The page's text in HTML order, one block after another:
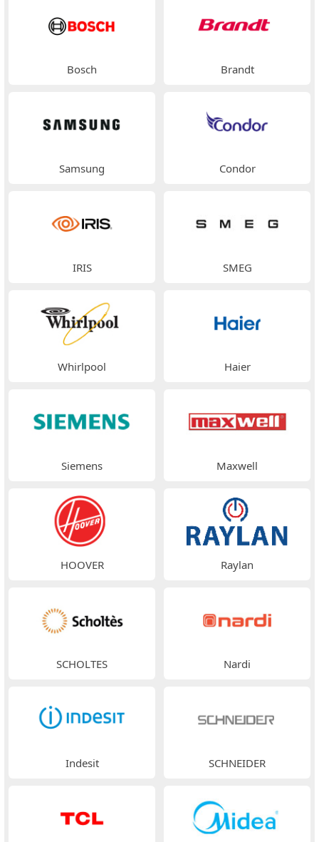
Bosch Brandt
Samsung Condor
IRIS SMEG
Whirlpool Haier
Siemens Maxwell
HOOVER Raylan
SCHOLTES Nardi
Indesit SCHNEIDER